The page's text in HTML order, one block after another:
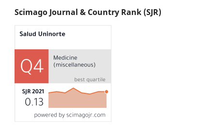
Scimago Journal & Country Rank (SJR)